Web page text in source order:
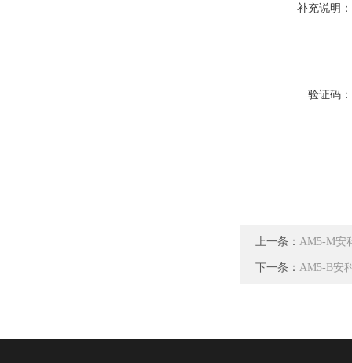
补充说明：
验证码：
上一条： AM5-M安
下一条： AM5-B安